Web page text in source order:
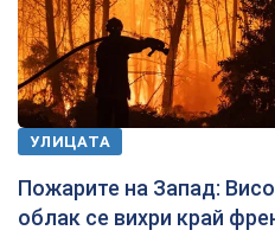
УЛИЦАТА
Пожарите на Запад:
облак се вихри край